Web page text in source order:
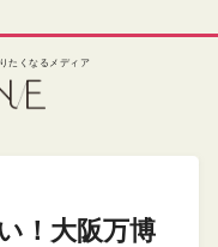
たくなるメディア
！大阪万博